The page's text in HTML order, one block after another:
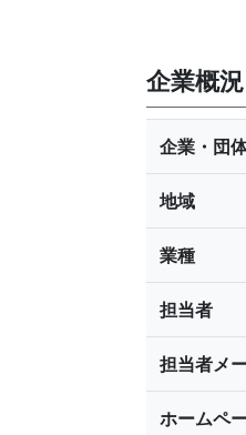
企業概況
企業・団
地域
業種
担当者
担当者メ
ホームペ